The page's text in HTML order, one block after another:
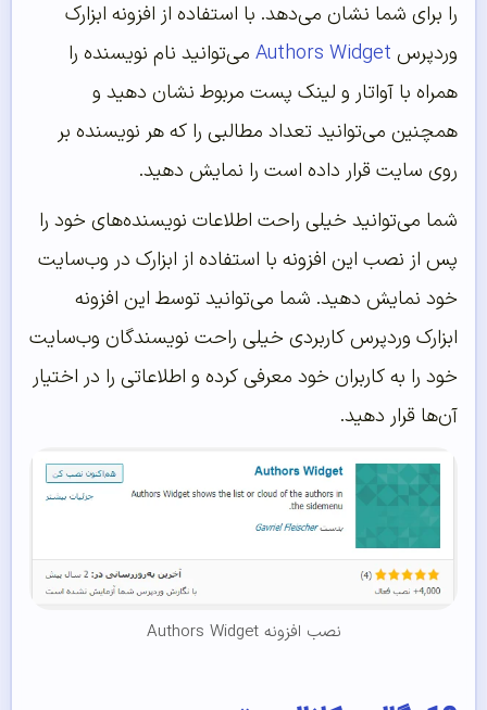
را برای شما نشان می‌دهد. با استفاده از افزونه ابزارک
وردپرس Authors Widget می‌توانید نام نویسنده را
همراه با آواتار و لینک پست مربوط نشان دهید و
همچنین می‌توانید تعداد مطالبی را که هر نویسنده بر
روی سایت قرار داده است را نمایش دهید.
شما می‌توانید خیلی راحت اطلاعات نویسنده‌های خود را
پس از نصب این افزونه با استفاده از ابزارک در وب‌سایت
خود نمایش دهید. شما می‌توانید توسط این افزونه
ابزارک وردپرس کاربردی خیلی راحت نویسندگان وب‌سایت
خود را به کاربران خود معرفی کرده و اطلاعاتی را در اختیار
آن‌ها قرار دهید.
نصب افزونه Authors Widget